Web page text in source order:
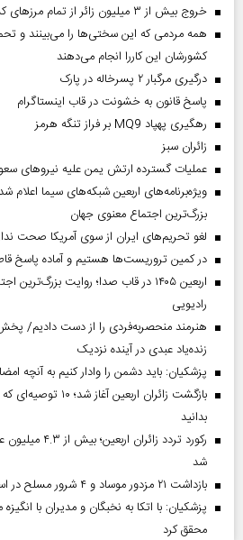
خروج بیش از ۳ میلیون زائر از تمام مرز‌های کشور
همه مردمی که این سختی‌ها را می‌بینند و
کشورشان این کاررا انجام می‌دهند
درگیری مرگبار ۲ پسرخاله در پارک
پاسخ قانون به خشونت در قاب اینستاگرام
رهگیری پهپاد MQ9 بر فراز تنگه هرمز
‌زائران سبز
عملیات گسترده ارتش یمن علیه نیروهای
ویژه‌برنامه‌های اربعین شبکه‌های سیما اعلام شد؛
بزرگ‌ترین اجتماع معنوی جهان
لغو تحریم‌های ایران از سوی آمریکا صحت
در کمین تروریست‌ها هستیم و آماده پاسخ
اربعین ۱۴۰۵ در قاب صدا؛ روایت
رادیویی
زنده‌یاد عبدی در آینده نزدیک
پزشکیان: باید دشمن را وادار کنیم به آنچه
بازگشت زائران اربعین
بدانید
رکورد تردد
شد
بازداشت ۲۱ مزدور موساد و ۴ شرور مسلح در استان کرمان
پزشکیان: با اتکا به نخبگان و مدیران با
محقق کرد